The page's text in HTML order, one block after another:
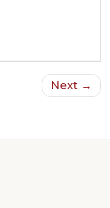
Next →